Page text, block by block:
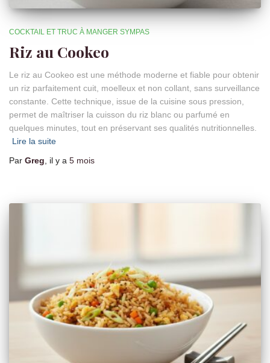
COCKTAIL ET TRUC À MANGER SYMPAS
Riz au Cookeo
Le riz au Cookeo est une méthode moderne et fiable pour obtenir
un riz parfaitement cuit, moelleux et non collant, sans surveillance
constante. Cette technique, issue de la cuisine sous pression,
permet de maîtriser la cuisson du riz blanc ou parfumé en
quelques minutes, tout en préservant ses qualités nutritionnelles.
Lire la suite
Par Greg , il y a 5 mois